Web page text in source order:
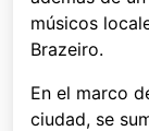
músicos
Brazeiro.
En el marco
ciudad, se